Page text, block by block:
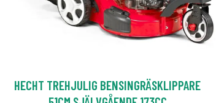
HECHT TREHJULIG BENSINGRÄSKLIPPARE